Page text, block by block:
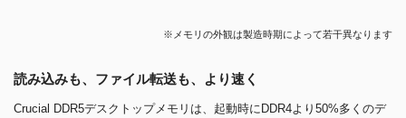
※メモリの外観は製造時期によって若干異なります
読み込みも、ファイル転送も、より速く
Crucial DDR5デスクトップメモリは、起動時にDDR4より50%多くのデ